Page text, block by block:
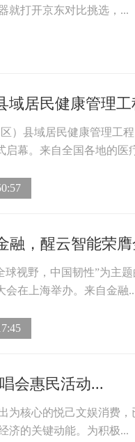
就打开京东对比挑选，...
域居民健康管理工
）县域居民健康管理工
启幕。来自全国各地的医
融，醒云智能荣
球视野，中国韧性”为主
会在上海举办。来自金融
会惠民活动...
为核心的悦己文娱消费
济的关键动能。为积极...